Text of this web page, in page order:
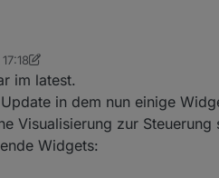
im latest.
in dem nun einige
Visualisierung zur Steuerung
Widgets: